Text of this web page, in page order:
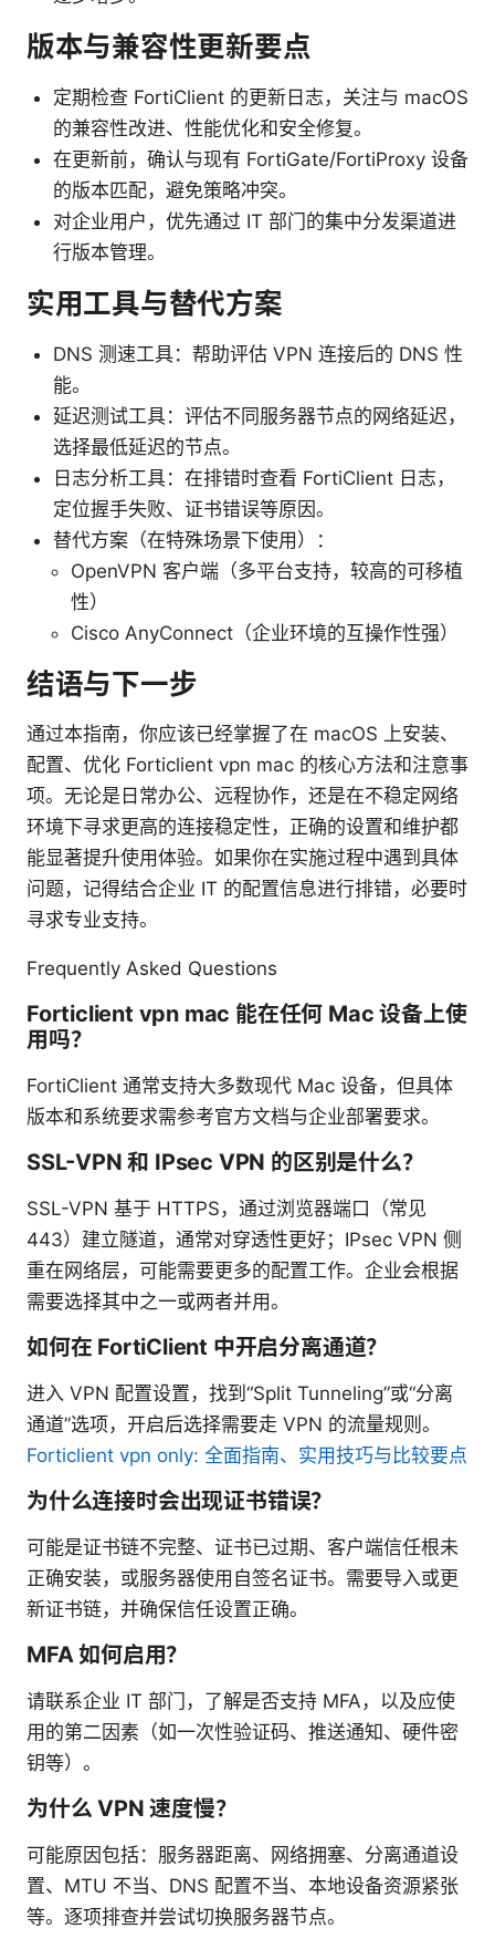
版本与兼容性更新要点
定期检查 FortiClient 的更新日志，关注与 macOS
的兼容性改进、性能优化和安全修复。
在更新前，确认与现有 FortiGate/FortiProxy 设备
的版本匹配，避免策略冲突。
对企业用户，优先通过 IT 部门的集中分发渠道进
行版本管理。
实用工具与替代方案
DNS 测速工具：帮助评估 VPN 连接后的 DNS 性
能。
延迟测试工具：评估不同服务器节点的网络延迟，
选择最低延迟的节点。
日志分析工具：在排错时查看 FortiClient 日志，
定位握手失败、证书错误等原因。
替代方案（在特殊场景下使用）：
OpenVPN 客户端（多平台支持，较高的可移植
性）
Cisco AnyConnect（企业环境的互操作性强）
结语与下一步
通过本指南，你应该已经掌握了在 macOS 上安装、
配置、优化 Forticlient vpn mac 的核心方法和注意事
项。无论是日常办公、远程协作，还是在不稳定网络
环境下寻求更高的连接稳定性，正确的设置和维护都
能显著提升使用体验。如果你在实施过程中遇到具体
问题，记得结合企业 IT 的配置信息进行排错，必要时
寻求专业支持。
Frequently Asked Questions
Forticlient vpn mac 能在任何 Mac 设备上使
用吗？
FortiClient 通常支持大多数现代 Mac 设备，但具体
版本和系统要求需参考官方文档与企业部署要求。
SSL-VPN 和 IPsec VPN 的区别是什么？
SSL-VPN 基于 HTTPS，通过浏览器端口（常见
443）建立隧道，通常对穿透性更好；IPsec VPN 侧
重在网络层，可能需要更多的配置工作。企业会根据
需要选择其中之一或两者并用。
如何在 FortiClient 中开启分离通道？
进入 VPN 配置设置，找到“Split Tunneling”或“分离
通道”选项，开启后选择需要走 VPN 的流量规则。
Forticlient vpn only: 全面指南、实用技巧与比较要点
为什么连接时会出现证书错误？
可能是证书链不完整、证书已过期、客户端信任根未
正确安装，或服务器使用自签名证书。需要导入或更
新证书链，并确保信任设置正确。
MFA 如何启用？
请联系企业 IT 部门，了解是否支持 MFA，以及应使
用的第二因素（如一次性验证码、推送通知、硬件密
钥等）。
为什么 VPN 速度慢？
可能原因包括：服务器距离、网络拥塞、分离通道设
置、MTU 不当、DNS 配置不当、本地设备资源紧张
等。逐项排查并尝试切换服务器节点。